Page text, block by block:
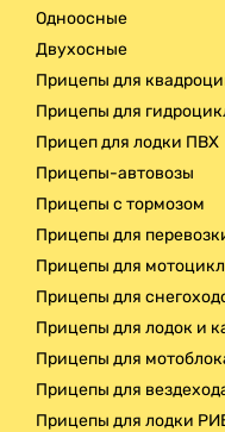
Одноосные
Двухосные
Прицепы для
Прицепы для
Прицеп для лодки ПВХ
Прицепы-автовозы
Прицепы с тормозом
Прицепы для
Прицепы для
Прицепы для
Прицепы для лодок и
Прицепы для
Прицепы для
Прицепы для лодки